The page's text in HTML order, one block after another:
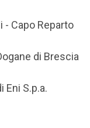
- Capo Reparto
di Brescia
Eni S.p.a.